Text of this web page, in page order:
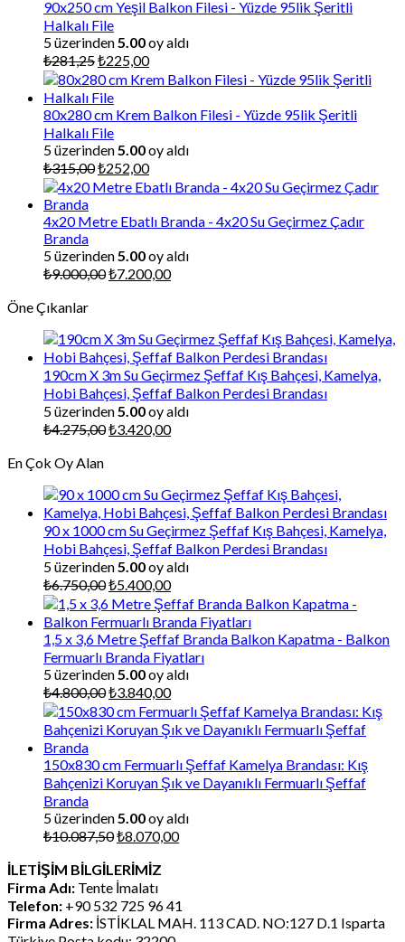
90x250 cm Yeşil Balkon Filesi - Yüzde 95lik Şeritli
Halkalı File
5 üzerinden5.00oy aldı
₺281,25Orijinal
fiyat:
₺281,25.
₺225,00Şu
andaki
₺225,00.
80x280 cm Krem Balkon Filesi - Yüzde 95lik Şeritli
Halkalı File
5 üzerinden5.00oy aldı
₺315,00Orijinal
fiyat:
₺252,00Şu
andaki
₺252,00.
4x20 Metre Ebatlı Branda - 4x20 Su Geçirmez Çadır
Branda
5 üzerinden5.00oy aldı
₺9.000,00Orijinal
₺7.200,00Şu
Öne Çıkanlar
190cm X 3m Su Geçirmez Şeffaf Kış Bahçesi, Kamelya,
Hobi Bahçesi, Şeffaf Balkon Perdesi Brandası
5 üzerinden5.00oy aldı
₺4.275,00Orijinal
₺3.420,00Şu
En Çok Oy Alan
90 x 1000 cm Su Geçirmez Şeffaf Kış Bahçesi, Kamelya,
Hobi Bahçesi, Şeffaf Balkon Perdesi Brandası
5 üzerinden5.00oy aldı
₺6.750,00Orijinal
fiyat:
₺6.750,00.
₺5.400,00Şu
andaki
fiyat:
₺5.400,00.
1,5 x 3,6 Metre Şeffaf Branda Balkon Kapatma - Balkon
Fermuarlı Branda Fiyatları
5 üzerinden5.00oy aldı
₺4.800,00Orijinal
fiyat:
₺4.800,00.
₺3.840,00Şu
andaki
fiyat:
₺3.840,00.
150x830 cm Fermuarlı Şeffaf Kamelya Brandası: Kış
Bahçenizi Koruyan Şık ve Dayanıklı Fermuarlı Şeffaf
Branda
5 üzerinden5.00oy aldı
₺10.087,50Orijinal
₺10.087,50.
₺8.070,00Şu
İLETİŞİM BİLGİLERİMİZ
Firma Adı: Tente İmalatı
Telefon: +90 532 725 96 41
Firma Adres: İSTİKLAL MAH. 113 CAD. NO:127 D.1 Isparta